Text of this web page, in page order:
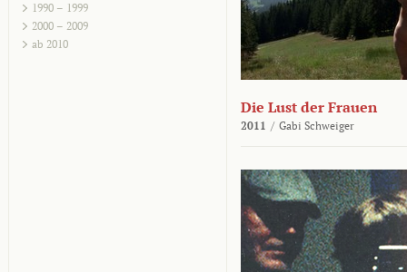
1990 – 1999
2000 – 2009
ab 2010
Die Lust der Frauen
2011 / Gabi Schweiger